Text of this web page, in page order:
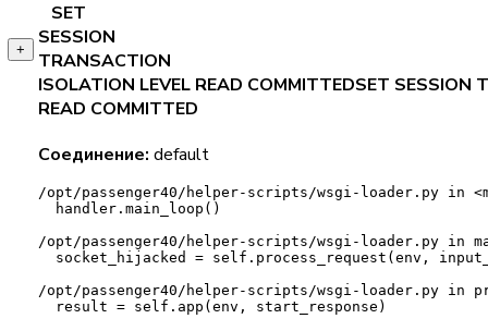
+
SET
SESSION
TRANSACTION
ISOLATION LEVEL READ COMMITTEDSET SESSION
READ COMMITTED
Соединение: default
/opt/passenger40/helper-scripts/wsgi-loader.py in
handler.main_loop()
/opt/passenger40/helper-scripts/wsgi-loader.py in
socket_hijacked = self.process_request(env,
/opt/passenger40/helper-scripts/wsgi-loader.py in
result = self.app(env, start_response)